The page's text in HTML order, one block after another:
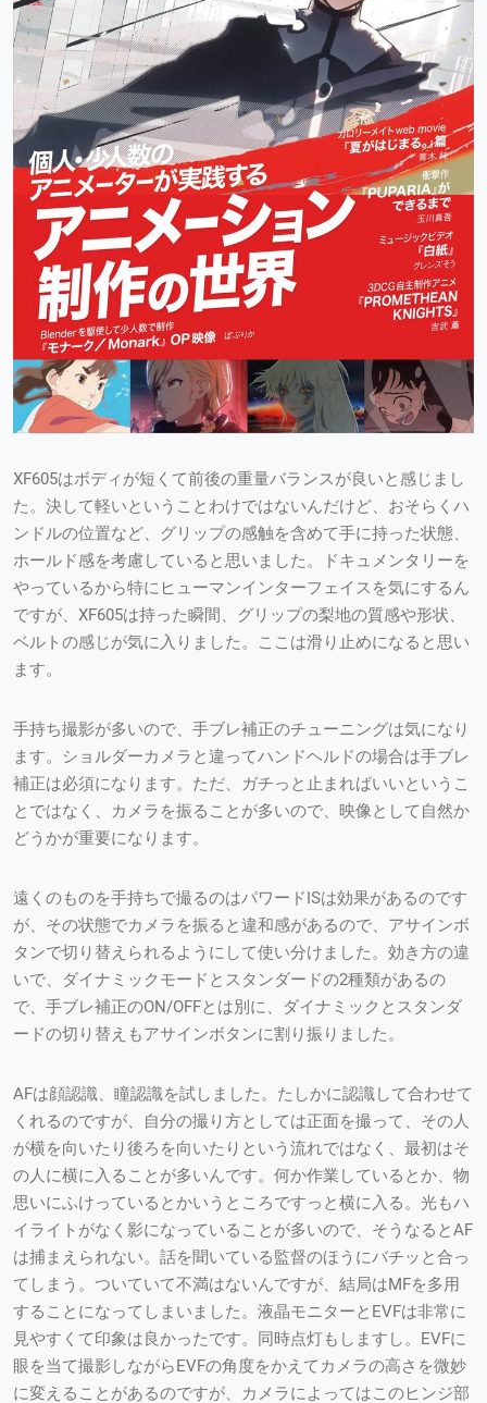
XF605はボディが短くて前後の重量バランスが良いと感じまし
た。決して軽いということわけではないんだけど、おそらくハ
ンドルの位置など、グリップの感触を含めて手に持った状態、
ホールド感を考慮していると思いました。ドキュメンタリーを
やっているから特にヒューマンインターフェイスを気にするん
ですが、XF605は持った瞬間、グリップの梨地の質感や形状、
ベルトの感じが気に入りました。ここは滑り止めになると思い
ます。
手持ち撮影が多いので、手ブレ補正のチューニングは気になり
ます。ショルダーカメラと違ってハンドヘルドの場合は手ブレ
補正は必須になります。ただ、ガチっと止まればいいというこ
とではなく、カメラを振ることが多いので、映像として自然か
どうかが重要になります。
遠くのものを手持ちで撮るのはパワードISは効果があるのです
が、その状態でカメラを振ると違和感があるので、アサインボ
タンで切り替えられるようにして使い分けました。効き方の違
いで、ダイナミックモードとスタンダードの2種類があるの
で、手ブレ補正のON/OFFとは別に、ダイナミックとスタンダ
ードの切り替えもアサインボタンに割り振りました。
AFは顔認識、瞳認識を試しました。たしかに認識して合わせて
くれるのですが、自分の撮り方としては正面を撮って、その人
が横を向いたり後ろを向いたりという流れではなく、最初はそ
の人に横に入ることが多いんです。何か作業しているとか、物
思いにふけっているとかいうところですっと横に入る。光もハ
イライトがなく影になっていることが多いので、そうなるとAF
は捕まえられない。話を聞いている監督のほうにバチッと合っ
てしまう。ついていて不満はないんですが、結局はMFを多用
することになってしまいました。液晶モニターとEVFは非常に
見やすくて印象は良かったです。同時点灯もしますし。EVFに
眼を当て撮影しながらEVFの角度をかえてカメラの高さを微妙
に変えることがあるのですが、カメラによってはこのヒンジ部